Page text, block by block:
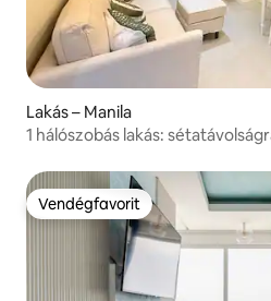
Lakás – Manila
1 hálószobás lakás:
Vendégfavorit
Vendégfavorit